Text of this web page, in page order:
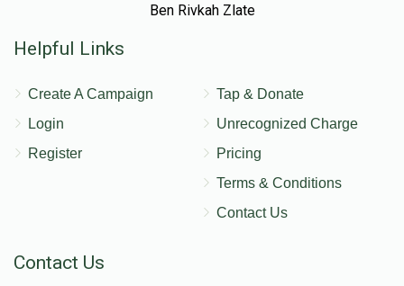
Ben Rivkah Zlate
Helpful Links
Create A Campaign
Login
Register
Tap & Donate
Unrecognized Charge
Pricing
Terms & Conditions
Contact Us
Contact Us